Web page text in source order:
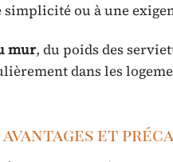
ou à une
mur, du poids des
dans les
et